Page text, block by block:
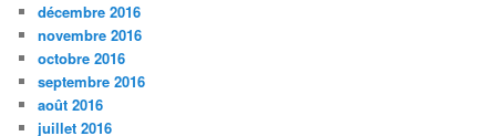
décembre 2016
novembre 2016
octobre 2016
septembre 2016
août 2016
juillet 2016